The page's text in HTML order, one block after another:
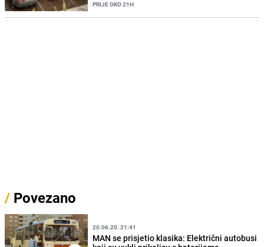
PRIJE OKO 21H
/ Povezano
20.06.20. 21:41
MAN se prisjetio klasika: Električni autobusi